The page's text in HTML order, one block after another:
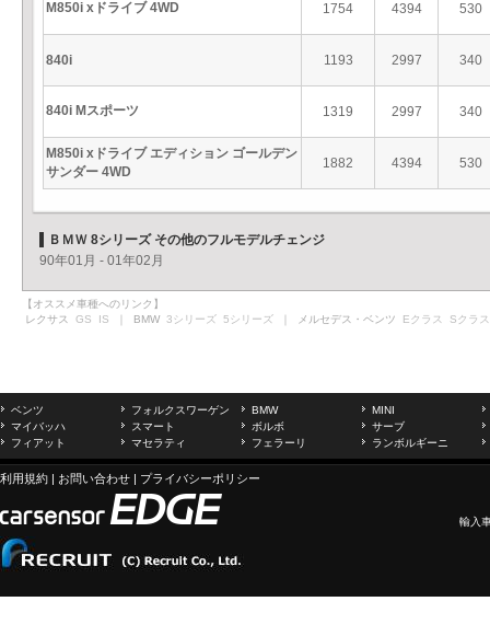
M850i xドライブ 4WD 1754 4394 530
840i 1193 2997 340
840i Mスポーツ 1319 2997 340
M850i xドライブ エディション ゴールデン
サンダー 4WD
1882 4394 530
ＢＭＷ 8シリーズ その他のフルモデルチェンジ
90年01月 - 01年02月
【オススメ車種へのリンク】
レクサス GS IS ｜ BMW 3シリーズ 5シリーズ ｜ メルセデス・ベンツ Eクラス Sクラス
ベンツ フォルクスワーゲン BMW
MINI
マイバッハ
スマート ボルボ
サーブ
フィアット
マセラティ フェラーリ ランボルギーニ
利用規約 | お問い合わせ | プライバシーポリシー
輸入